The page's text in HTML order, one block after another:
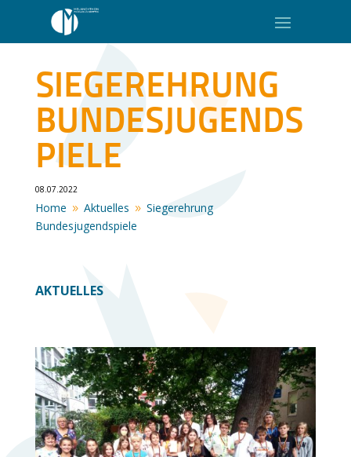
SIEGEREHRUNG
BUNDESJUGENDS
PIELE
08.07.2022
Home 9 Aktuelles 9 Siegerehrung
Bundesjugendspiele
AKTUELLES